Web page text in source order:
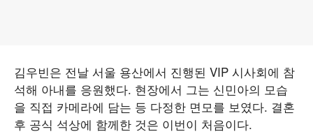
김우빈은 전날 서울 용산에서 진행된 VIP 시사회에 참
석해 아내를 응원했다. 현장에서 그는 신민아의 모습
을 직접 카메라에 담는 등 다정한 면모를 보였다. 결혼
후 공식 석상에 함께한 것은 이번이 처음이다.